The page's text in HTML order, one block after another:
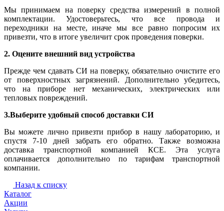
Мы принимаем на поверку средства измерений в полной
комплектации. Удостоверьтесь, что все провода и
переходники на месте, иначе мы все равно попросим их
привезти, что в итоге увеличит срок проведения поверки.
2. Оцените внешний вид устройства
Прежде чем сдавать СИ на поверку, обязательно очистите его
от поверхностных загрязнений. Дополнительно убедитесь,
что на приборе нет механических, электрических или
тепловых повреждений.
3.Выберите удобный способ доставки СИ
Вы можете лично привезти прибор в нашу лабораторию, и
спустя 7-10 дней забрать его обратно. Также возможна
доставка транспортной компанией КСЕ. Эта услуга
оплачивается дополнительно по тарифам транспортной
компании.
Назад к списку
Каталог
Акции